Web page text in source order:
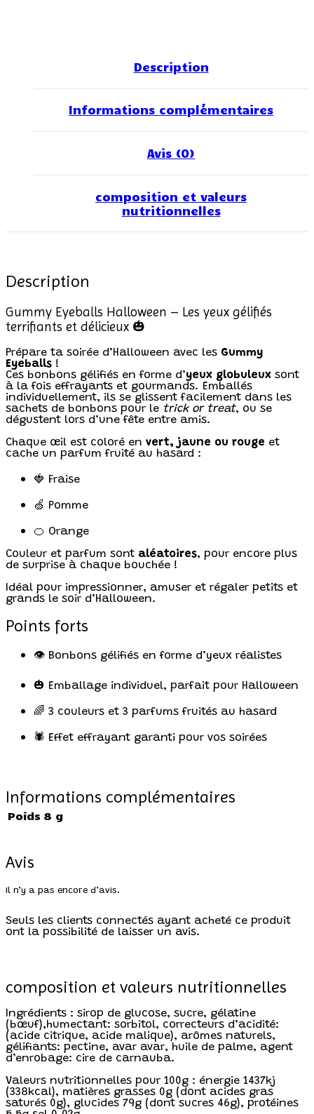
Description
Informations complémentaires
Avis (0)
composition et valeurs
nutritionnelles
Description
Gummy Eyeballs Halloween – Les yeux gélifiés
terrifiants et délicieux 🎃
Prépare ta soirée d’Halloween avec les Gummy
Eyeballs !
Ces bonbons gélifiés en forme d’yeux globuleux sont
à la fois effrayants et gourmands. Emballés
individuellement, ils se glissent facilement dans les
sachets de bonbons pour le trick or treat, ou se
dégustent lors d’une fête entre amis.
Chaque œil est coloré en vert, jaune ou rouge et
cache un parfum fruité au hasard :
🍓 Fraise
🍏 Pomme
🍊 Orange
Couleur et parfum sont aléatoires, pour encore plus
de surprise à chaque bouchée !
Idéal pour impressionner, amuser et régaler petits et
grands le soir d’Halloween.
Points forts
👁️ Bonbons gélifiés en forme d’yeux réalistes
🎃 Emballage individuel, parfait pour Halloween
🌈 3 couleurs et 3 parfums fruités au hasard
🕷️ Effet effrayant garanti pour vos soirées
Informations complémentaires
Poids 8 g
Avis
Il n’y a pas encore d’avis.
Seuls les clients connectés ayant acheté ce produit
ont la possibilité de laisser un avis.
composition et valeurs nutritionnelles
Ingrédients : sirop de glucose, sucre, gélatine
(bœuf),humectant: sorbitol, correcteurs d’acidité:
(acide citrique, acide malique), arômes naturels,
gélifiants: pectine, avar avar, huile de palme, agent
d’enrobage: cire de carnauba.
Valeurs nutritionnelles pour 100g : énergie 1437kj
(338kcal), matières grasses 0g (dont acides gras
saturés 0g), glucides 79g (dont sucres 46g), protéines